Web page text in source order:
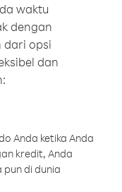
waktu
dengan
dari opsi
dan
Anda ketika Anda
kredit, Anda
di dunia